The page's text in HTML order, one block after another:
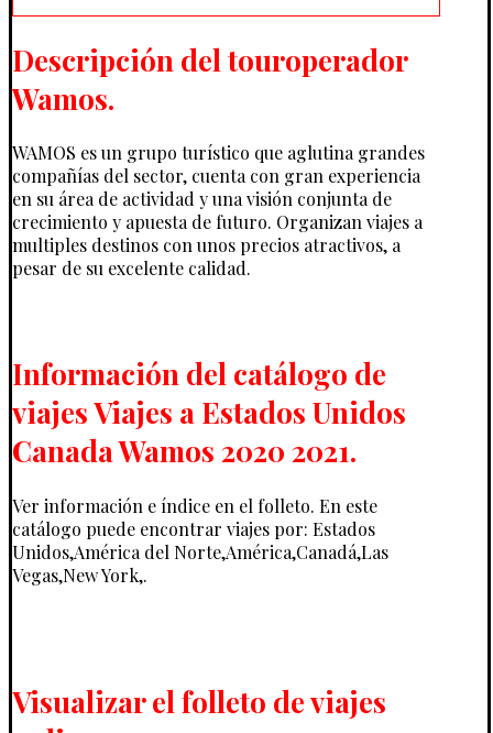
Descripción del touroperador
Wamos.
WAMOS es un grupo turístico que aglutina grandes
compañías del sector, cuenta con gran experiencia
en su área de actividad y una visión conjunta de
crecimiento y apuesta de futuro. Organizan viajes a
multiples destinos con unos precios atractivos, a
pesar de su excelente calidad.
Información del catálogo de
viajes Viajes a Estados Unidos
Canada Wamos 2020 2021.
Ver información e índice en el folleto. En este
catálogo puede encontrar viajes por: Estados
Unidos,América del Norte,América,Canadá,Las
Vegas,New York,.
Visualizar el folleto de viajes